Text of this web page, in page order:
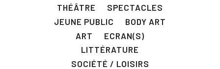
THÉÂTRE
SPECTACLES
JEUNE PUBLIC
BODY ART
ART
ECRAN(S)
LITTÉRATURE
SOCIÉTÉ / LOISIRS